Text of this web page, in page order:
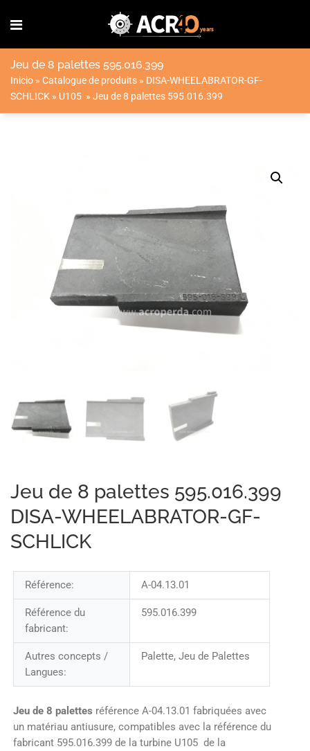
Jeu de 8 palettes 595.016.399
Inicio » Catalogue de produits » DISA-WHEELABRATOR-GF-
SCHLICK » U105 » Jeu de 8 palettes 595.016.399
Jeu de 8 palettes 595.016.399
DISA-WHEELABRATOR-GF-
SCHLICK
Référence: A-04.13.01
Référence du
fabricant:
595.016.399
Autres concepts /
Langues:
Palette, Jeu de Palettes
Jeu de 8 palettes référence A-04.13.01 fabriquées avec
un matériau antiusure, compatibles avec la référence du
fabricant 595.016.399 de la turbine U105 de la